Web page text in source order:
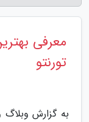
معرفی
تورنتو
به گزارش وبلاگ